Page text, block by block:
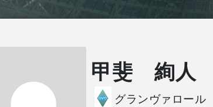
甲斐 絢人
グランヴァロール